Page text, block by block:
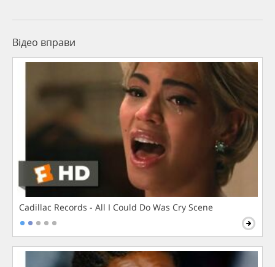
Відео вправи
Cadillac Records - All I Could Do Was Cry Scene